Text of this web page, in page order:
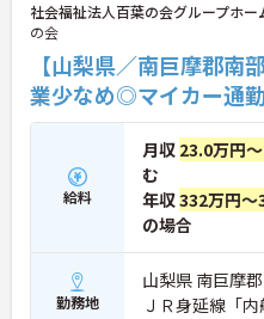
社会福祉法人百葉の会グループホー
の会
【山梨県／南巨摩郡
業少なめ◎マイカー通
給料
月収 23.0万円
む
年収332万円～
の場合
勤務地
山梨県 南巨摩
ＪＲ身延線「